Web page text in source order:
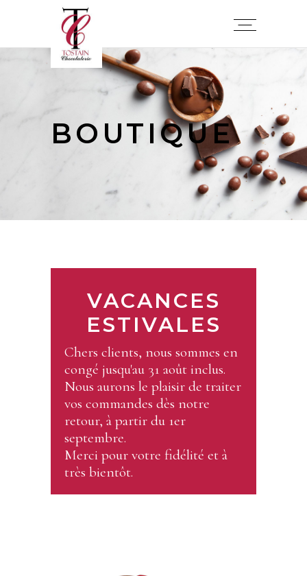
BOUTIQUE
VACANCES
ESTIVALES
Chers clients, nous sommes en
congé jusqu'au 31 août inclus.
Nous aurons le plaisir de traiter
vos commandes dès notre
retour, à partir du 1er
septembre.
Merci pour votre fidélité et à
très bientôt.